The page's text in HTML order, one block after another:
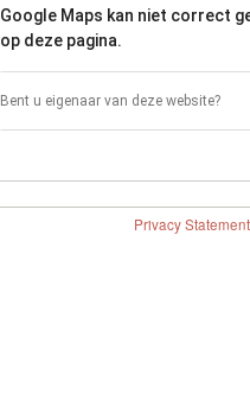
Google Maps kan niet correct
op deze pagina.
Bent u eigenaar van deze website?
Privacy Statement